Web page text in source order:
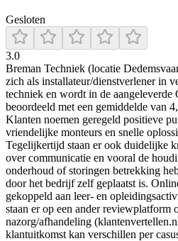
Gesloten
3.0
Breman Techniek (locatie
zich als installateur/dienstverlener in
techniek en wordt in de aangeleverde
beoordeeld met een gemiddelde van
Klanten noemen geregeld positieve
vriendelijke monteurs en snelle
Tegelijkertijd staan er ook duidelijke
over communicatie en vooral de
onderhoud of storingen betrekking
door het bedrijf zelf geplaatst is.
gekoppeld aan leer- en
staan er op een ander reviewplatform
nazorg/afhandeling
klantuitkomst kan verschillen per